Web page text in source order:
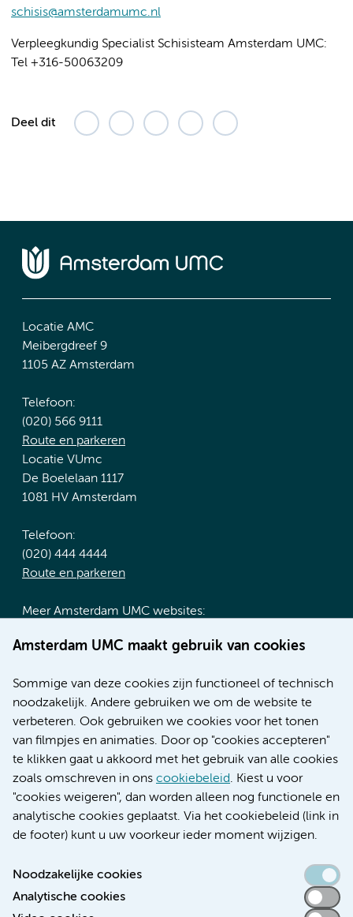
schisis@amsterdamumc.nl
Verpleegkundig Specialist Schisisteam Amsterdam UMC:
Tel +316-50063209
Deel dit
Amsterdam UMC maakt gebruik van cookies
Sommige van deze cookies zijn functioneel of technisch
noodzakelijk. Andere gebruiken we om de website te
verbeteren. Ook gebruiken we cookies voor het tonen
van filmpjes en animaties. Door op "cookies accepteren"
te klikken gaat u akkoord met het gebruik van alle cookies
zoals omschreven in ons cookiebeleid. Kiest u voor
"cookies weigeren", dan worden alleen nog functionele en
analytische cookies geplaatst. Via het cookiebeleid (link in
de footer) kunt u uw voorkeur ieder moment wijzigen.
Noodzakelijke cookies
Analytische cookies
Locatie AMC
Meibergdreef 9
1105 AZ Amsterdam
Telefoon:
(020) 566 9111
Route en parkeren
Locatie VUmc
De Boelelaan 1117
1081 HV Amsterdam
Telefoon:
(020) 444 4444
Route en parkeren
Meer Amsterdam UMC websites:
Werken bij Amsterdam UMC
Nieuws
Research
Educatie locatie AMC
Educatie locatie VUmc
Verwijzen & diagnostiek
Toegankelijkheidsverklaring